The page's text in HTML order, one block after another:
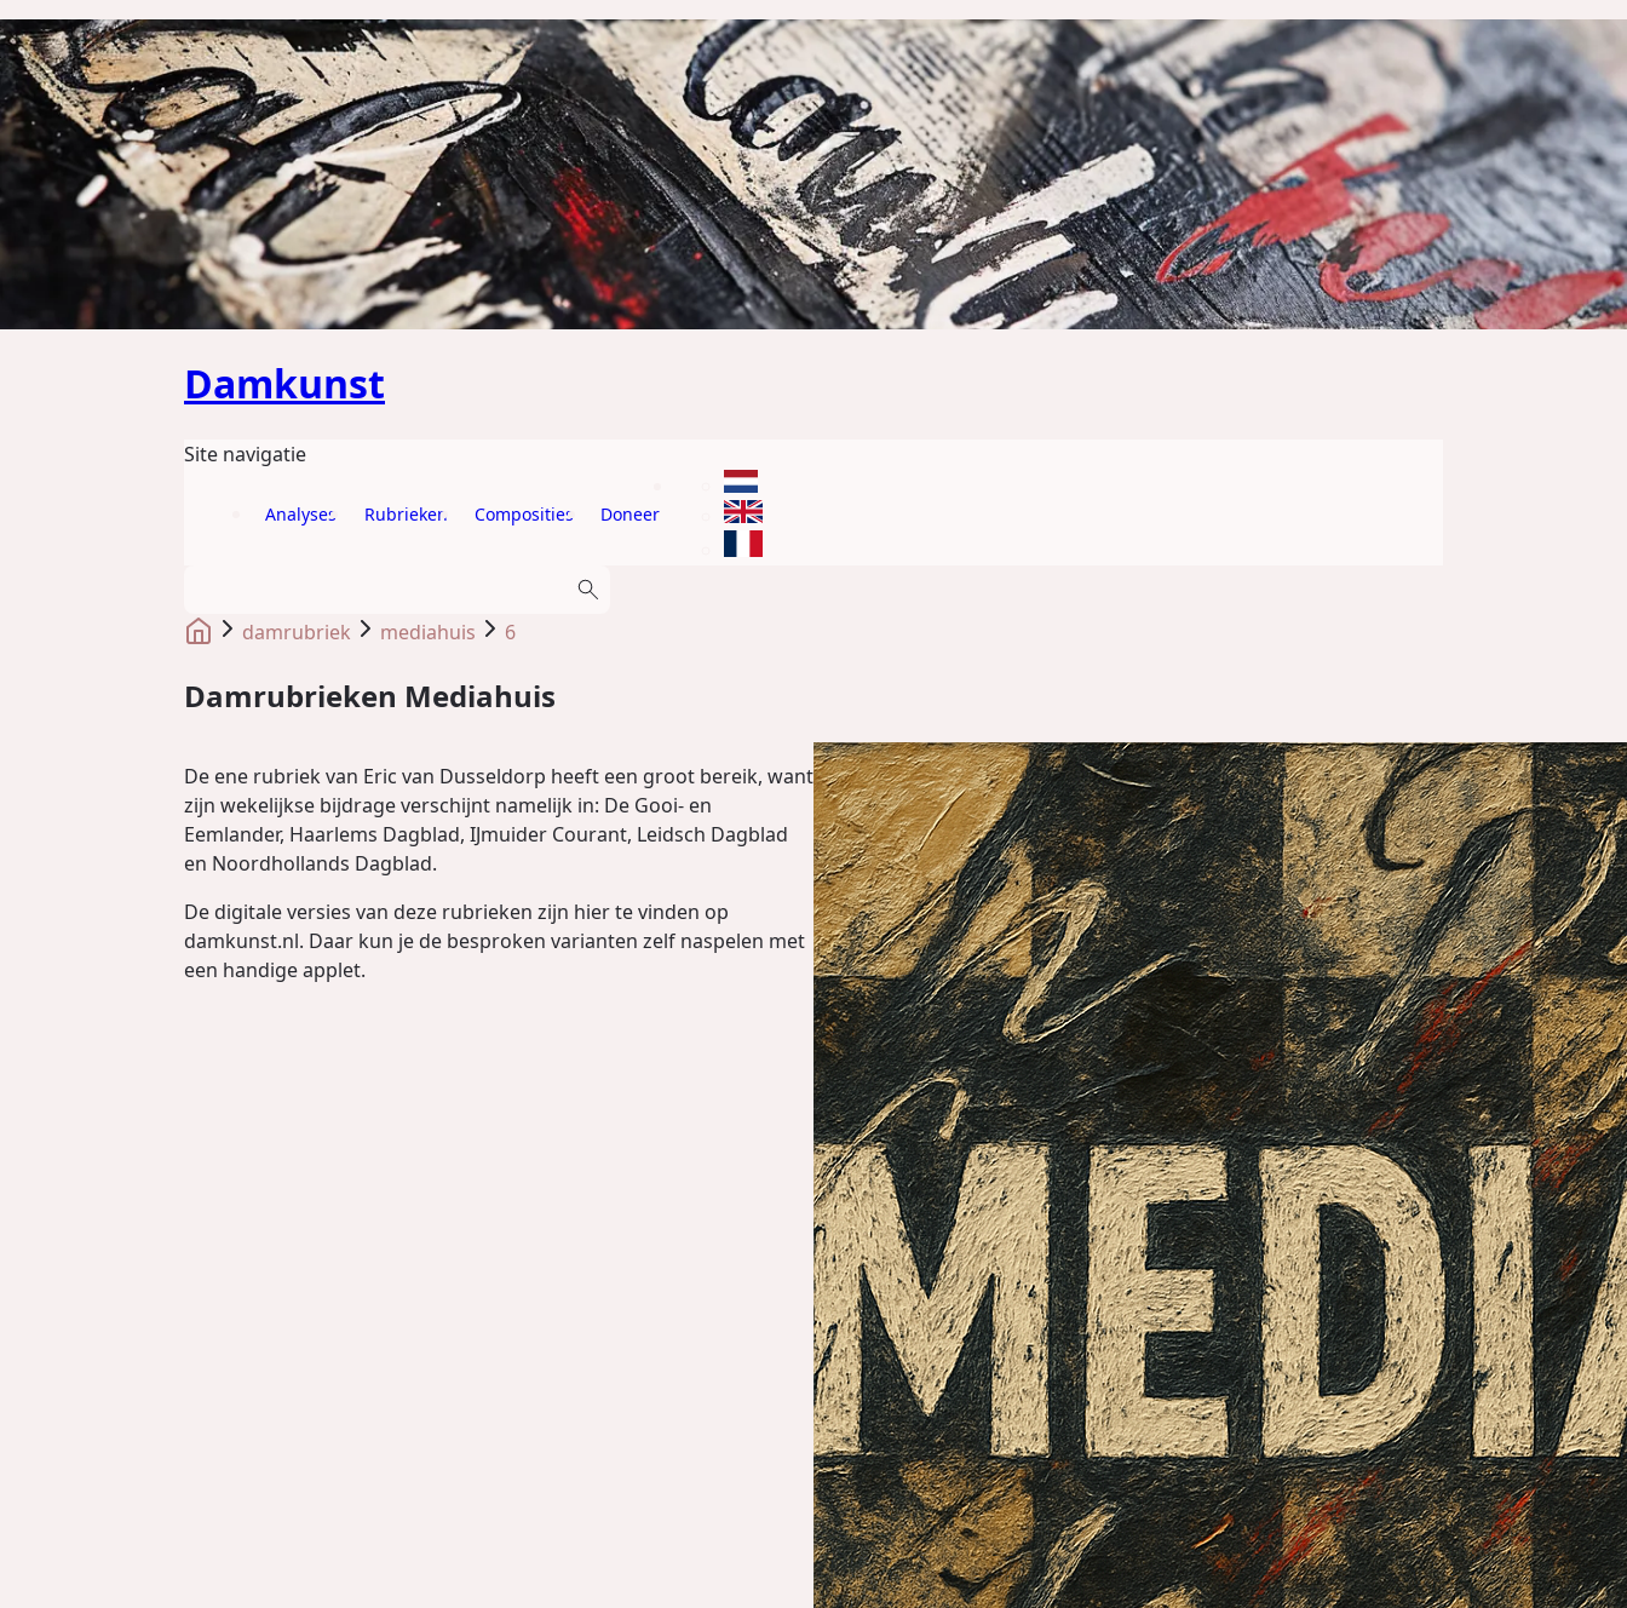
GA DIRECT NAAR DE CONTENT
Damkunst
Site navigatie
Analyses Rubrieken Composities Doneer
damrubriek mediahuis 6
Damrubrieken Mediahuis
De ene rubriek van Eric van Dusseldorp heeft een groot bereik, want
zijn wekelijkse bijdrage verschijnt namelijk in: De Gooi- en
Eemlander, Haarlems Dagblad, IJmuider Courant, Leidsch Dagblad
en Noordhollands Dagblad.
De digitale versies van deze rubrieken zijn hier te vinden op
damkunst.nl. Daar kun je de besproken varianten zelf naspelen met
een handige applet.